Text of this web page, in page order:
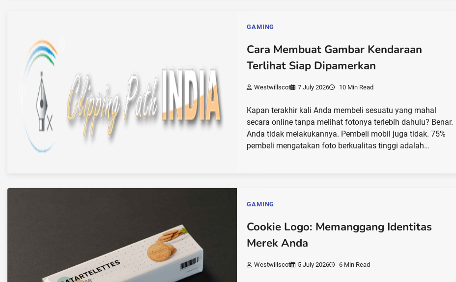
GAMING
Cara Membuat Gambar Kendaraan
Terlihat Siap Dipamerkan
Westwillscot 7 July 2026 10 Min Read
Kapan terakhir kali Anda membeli sesuatu yang mahal
secara online tanpa melihat fotonya terlebih dahulu? Benar.
Anda tidak melakukannya. Pembeli mobil juga tidak. 75%
pembeli mengatakan foto berkualitas tinggi adalah…
GAMING
Cookie Logo: Memanggang Identitas
Merek Anda
Westwillscot 5 July 2026 6 Min Read